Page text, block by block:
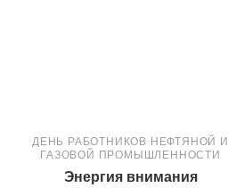
ДЕНЬ РАБОТНИКОВ НЕФТЯНОЙ И
ГАЗОВОЙ ПРОМЫШЛЕННОСТИ
Энергия внимания